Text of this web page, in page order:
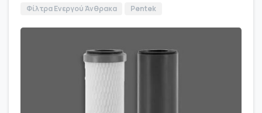
Φίλτρα Ενεργού Άνθρακα Pentek